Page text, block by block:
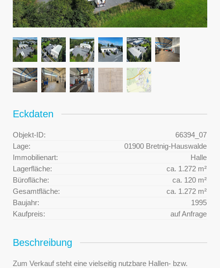
Eckdaten
Objekt-ID:
66394_07
Lage:
01900 Bretnig-Hauswalde
Immobilienart:
Halle
Lagerfläche:
ca. 1.272 m²
Bürofläche:
ca. 120 m²
Gesamtfläche:
ca. 1.272 m²
Baujahr:
1995
Kaufpreis:
auf Anfrage
Beschreibung
Zum Verkauf steht eine vielseitig nutzbare Hallen- bzw.